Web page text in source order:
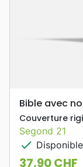
Bible avec
Couverture
Segond 21
check Disponible
37,90 CHF